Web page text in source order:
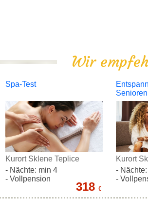
Wir
Spa-Test
Kurort Sklene Teplice
- Nächte: min 4
- Vollpension
318 €
Senioren
Kurort
-
-